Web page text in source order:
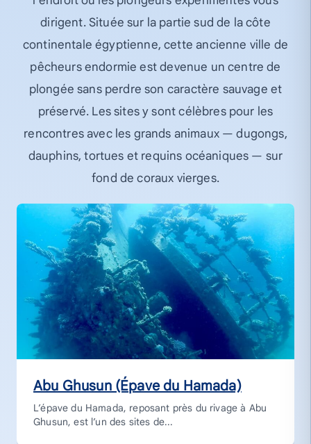
dirigent. Située sur la partie sud de la côte
continentale égyptienne, cette ancienne ville de
pêcheurs endormie est devenue un centre de
plongée sans perdre son caractère sauvage et
préservé. Les sites y sont célèbres pour les
rencontres avec les grands animaux — dugongs,
dauphins, tortues et requins océaniques — sur
fond de coraux vierges.
Abu Ghusun (Épave du Hamada)
L’épave du Hamada, reposant près du rivage à Abu
Ghusun, est l’un des sites de...